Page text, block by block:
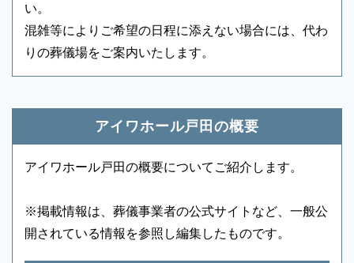
バリアフリー意識 - エントランス
ロビー
霊柩車などの手配をはじめ、必要な葬具（祭壇、棺、
ドライアイス）などを、ご希望にあわせてご用意いた
します。また、市区役所への死亡届なども代行できま
い。
混雑等によりご希望の日程に添えない場合には、代わ
りの葬儀場をご案内いたします。
アイワホール戸田の概要
アイワホール戸田の概要についてご紹介します。
※掲載情報は、葬儀事業者の公式サイトなど、一般公
開されている情報を参照し編集したものです。